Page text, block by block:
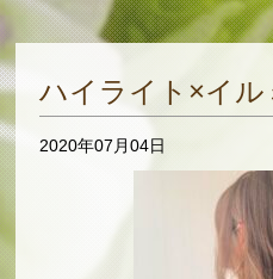
ハイライト×イル
2020年07月04日